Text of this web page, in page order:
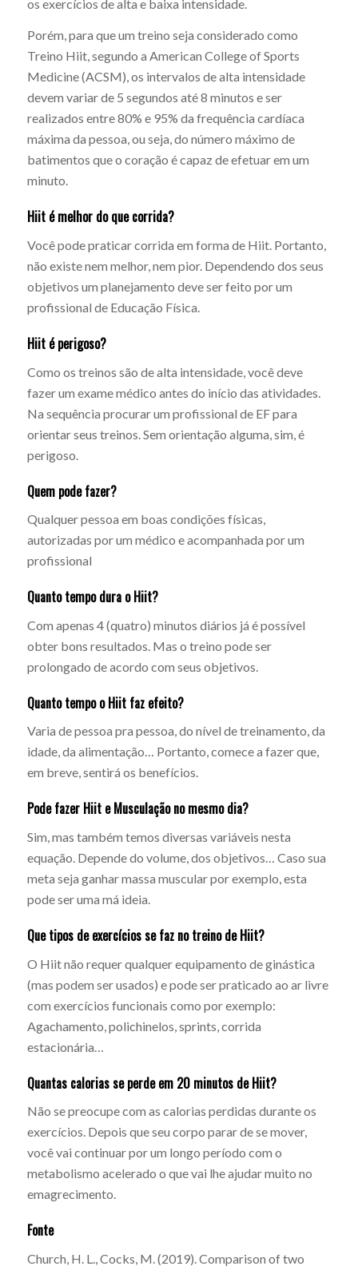
os exercícios de alta e baixa intensidade.
Porém, para que um treino seja considerado como
Treino Hiit, segundo a American College of Sports
Medicine (ACSM), os intervalos de alta intensidade
devem variar de 5 segundos até 8 minutos e ser
realizados entre 80% e 95% da frequência cardíaca
máxima da pessoa, ou seja, do número máximo de
batimentos que o coração é capaz de efetuar em um
minuto.
Hiit é melhor do que corrida?
Você pode praticar corrida em forma de Hiit. Portanto,
não existe nem melhor, nem pior. Dependendo dos seus
objetivos um planejamento deve ser feito por um
profissional de Educação Física.
Hiit é perigoso?
Como os treinos são de alta intensidade, você deve
fazer um exame médico antes do início das atividades.
Na sequência procurar um profissional de EF para
orientar seus treinos. Sem orientação alguma, sim, é
perigoso.
Quem pode fazer?
Qualquer pessoa em boas condições físicas,
autorizadas por um médico e acompanhada por um
profissional
Quanto tempo dura o Hiit?
Com apenas 4 (quatro) minutos diários já é possível
obter bons resultados. Mas o treino pode ser
prolongado de acordo com seus objetivos.
Quanto tempo o Hiit faz efeito?
Varia de pessoa pra pessoa, do nível de treinamento, da
idade, da alimentação… Portanto, comece a fazer que,
em breve, sentirá os benefícios.
Pode fazer Hiit e Musculação no mesmo dia?
Sim, mas também temos diversas variáveis nesta
equação. Depende do volume, dos objetivos… Caso sua
meta seja ganhar massa muscular por exemplo, esta
pode ser uma má ideia.
Que tipos de exercícios se faz no treino de Hiit?
O Hiit não requer qualquer equipamento de ginástica
(mas podem ser usados) e pode ser praticado ao ar livre
com exercícios funcionais como por exemplo:
Agachamento, polichinelos, sprints, corrida
estacionária…
Quantas calorias se perde em 20 minutos de Hiit?
Não se preocupe com as calorias perdidas durante os
exercícios. Depois que seu corpo parar de se mover,
você vai continuar por um longo período com o
metabolismo acelerado o que vai lhe ajudar muito no
emagrecimento.
Fonte
Church, H. L., Cocks, M. (2019). Comparison of two